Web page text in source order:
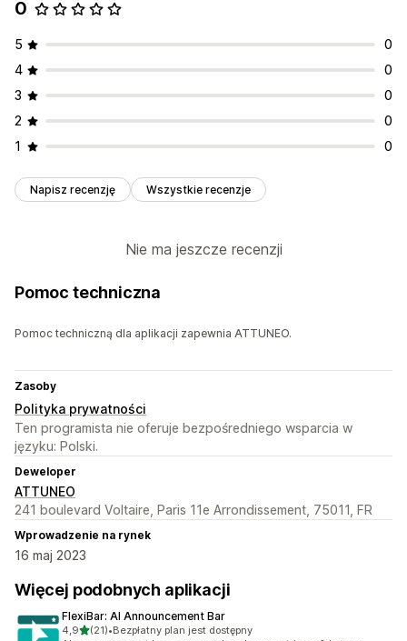
0
5
0
4
0
3
0
2
0
1
0
Napisz recenzję Wszystkie recenzje
Nie ma jeszcze recenzji
Pomoc techniczna
Pomoc techniczną dla aplikacji zapewnia ATTUNEO.
Zasoby
Polityka prywatności
Ten programista nie oferuje bezpośredniego wsparcia w
języku: Polski.
Deweloper
ATTUNEO
241 boulevard Voltaire, Paris 11e Arrondissement, 75011, FR
Wprowadzenie na rynek
16 maj 2023
Więcej podobnych aplikacji
FlexiBar: AI Announcement Bar
4,9na 5 gwiazdek
(21)
Łączna liczba recenzji: 21
•Bezpłatny plan jest dostępny